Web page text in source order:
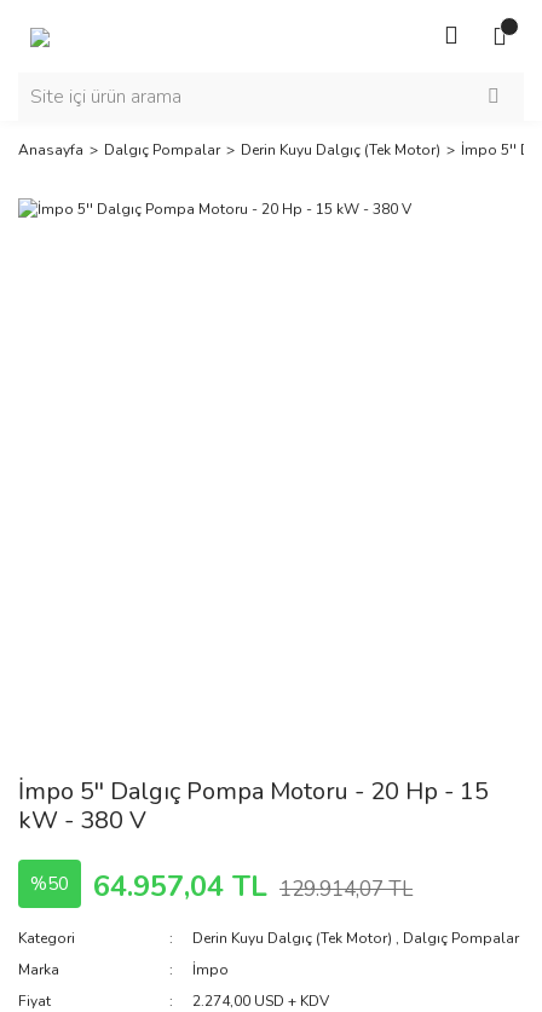
Anasayfa Dalgıç Pompalar Derin Kuyu Dalgıç (Tek Motor) İmpo 5''
İmpo 5'' Dalgıç Pompa Motoru - 20 Hp - 15
kW - 380 V
%50 64.957,04 TL 129.914,07 TL
Kategori Derin Kuyu Dalgıç (Tek Motor) , Dalgıç Pompalar
Marka
İmpo
Fiyat
2.274,00 USD + KDV